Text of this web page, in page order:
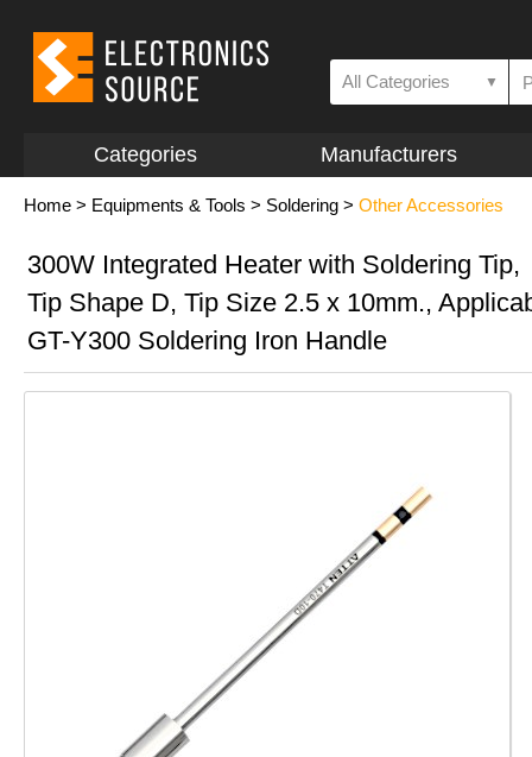
All Categories ▼
Categories Manufacturers
Home > Equipments & Tools > Soldering > Other Accessories
300W Integrated Heater with Soldering Tip,
Tip Shape D, Tip Size 2.5 x 10mm.,
GT-Y300 Soldering Iron Handle